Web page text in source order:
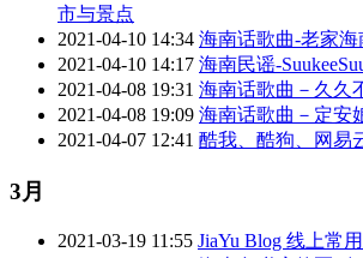
市与景点
2021-04-10 14:34 海南话歌曲-老家海
2021-04-10 14:17 海南民谣-
2021-04-08 19:31 海南话歌曲－久久
2021-04-08 19:09 海南话歌曲－定安
2021-04-07 12:41 酷我、酷狗、网易
3月
2021-03-19 11:55 JiaYu Blog 线上常